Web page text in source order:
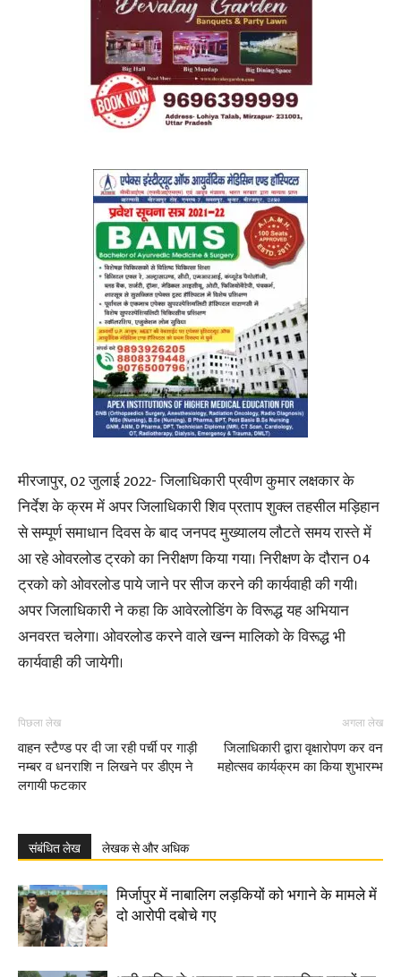
मीरजापुर, 02 जुलाई 2022- जिलाधिकारी प्रवीण कुमार लक्षकार के
निर्देश के क्रम में अपर जिलाधिकारी शिव प्रताप शुक्ल तहसील मड़िहान
से सम्पूर्ण समाधान दिवस के बाद जनपद मुख्यालय लौटते समय रास्ते में
आ रहे ओवरलोड ट्रको का निरीक्षण किया गया। निरीक्षण के दौरान 04
ट्रको को ओवरलोड पाये जाने पर सीज करने की कार्यवाही की गयी।
अपर जिलाधिकारी ने कहा कि आवेरलोडिंग के विरूद्ध यह अभियान
अनवरत चलेगा। ओवरलोड करने वाले खन्न मालिको के विरूद्ध भी
कार्यवाही की जायेगी।
पिछला लेख
वाहन स्टैण्ड पर दी जा रही पर्ची पर गाड़ी
नम्बर व धनराशि न लिखने पर डीएम ने
लगायी फटकार
अगला लेख
जिलाधिकारी द्वारा वृक्षारोपण कर वन
महोत्सव कार्यक्रम का किया शुभारम्भ
संबंधित लेख लेखक से और अधिक
मिर्जापुर में नाबालिग लड़कियों को भगाने के मामले में
दो आरोपी दबोचे गए